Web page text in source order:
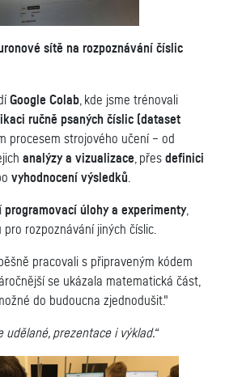
sítě na rozpoznávání číslic
Google Colab , kde jsme trénovali
ručně psaných číslic (dataset
procesem strojového učení – od
analýzy a vizualizace , přes definici
vyhodnocení výsledků
programovací úlohy a experimenty,
rozpoznávání jiných číslic.
pracovali s připraveným kódem
se ukázala matematická část,
do budoucna zjednodušit."
udělané, prezentace i výklad.“